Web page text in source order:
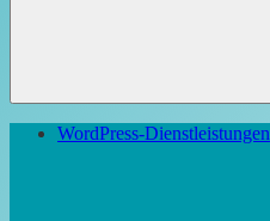
WordPress-Dienstleistungen